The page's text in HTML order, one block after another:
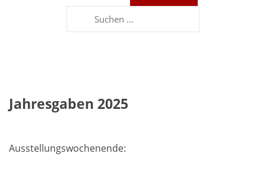
Jahresgaben 2025
Ausstellungswochenende: